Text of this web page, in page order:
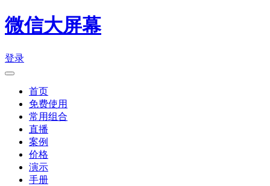
微信大屏幕
登录
首页
免费使用
常用组合
直播
案例
价格
演示
手册